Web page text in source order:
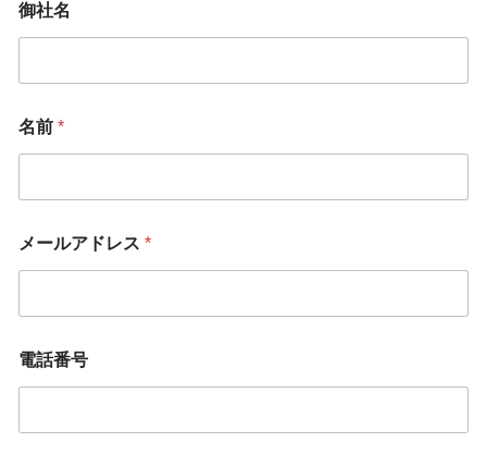
話
番
名
名
前
御社名
名前 *
メールアドレス *
電話番号